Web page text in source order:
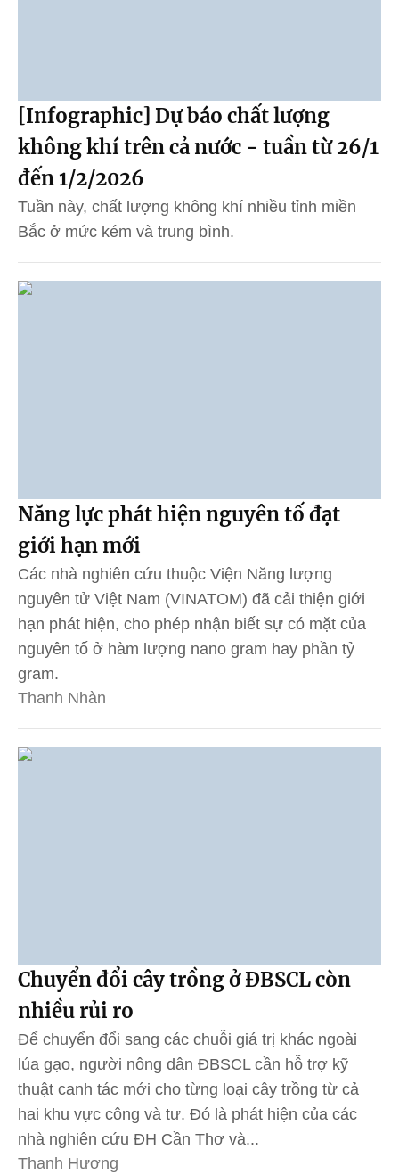
[Infographic] Dự báo chất lượng
không khí trên cả nước - tuần từ 26/1
đến 1/2/2026
Tuần này, chất lượng không khí nhiều tỉnh miền
Bắc ở mức kém và trung bình.
Năng lực phát hiện nguyên tố đạt
giới hạn mới
Các nhà nghiên cứu thuộc Viện Năng lượng
nguyên tử Việt Nam (VINATOM) đã cải thiện giới
hạn phát hiện, cho phép nhận biết sự có mặt của
nguyên tố ở hàm lượng nano gram hay phần tỷ
gram.
Thanh Nhàn
Chuyển đổi cây trồng ở ĐBSCL còn
nhiều rủi ro
Để chuyển đổi sang các chuỗi giá trị khác ngoài
lúa gạo, người nông dân ĐBSCL cần hỗ trợ kỹ
thuật canh tác mới cho từng loại cây trồng từ cả
hai khu vực công và tư. Đó là phát hiện của các
nhà nghiên cứu ĐH Cần Thơ và...
Thanh Hương